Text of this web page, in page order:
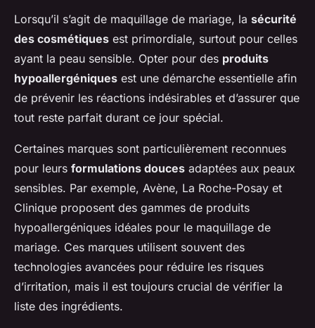
Lorsqu’il s’agit de maquillage de mariage, la sécurité
des cosmétiques est primordiale, surtout pour celles
ayant la peau sensible. Opter pour des produits
hypoallergéniques est une démarche essentielle afin
de prévenir les réactions indésirables et d’assurer que
tout reste parfait durant ce jour spécial.
Certaines marques sont particulièrement reconnues
pour leurs formulations douces adaptées aux peaux
sensibles. Par exemple, Avène, La Roche-Posay et
Clinique proposent des gammes de produits
hypoallergéniques idéales pour le maquillage de
mariage. Ces marques utilisent souvent des
technologies avancées pour réduire les risques
d’irritation, mais il est toujours crucial de vérifier la
liste des ingrédients.